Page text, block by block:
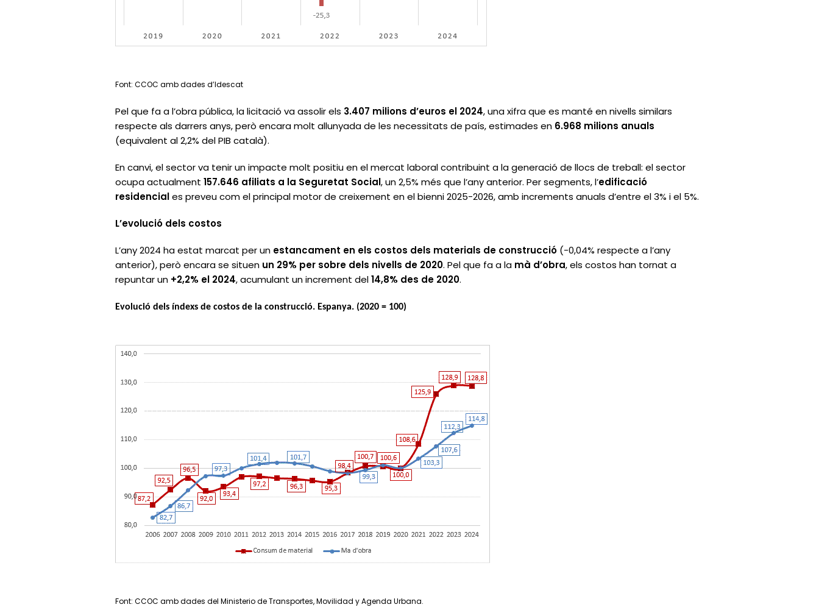
Font: CCOC amb dades d’Idescat
Pel que fa a l’obra pública, la licitació va assolir els 3.407 milions d’euros el 2024, una xifra que es manté en nivells similars
respecte als darrers anys, però encara molt allunyada de les necessitats de país, estimades en 6.968 milions anuals
(equivalent al 2,2% del PIB català).
En canvi, el sector va tenir un impacte molt positiu en el mercat laboral contribuint a la generació de llocs de treball: el sector
ocupa actualment157.646 afiliats a la Seguretat Social, un 2,5% més que l’any anterior. Per segments, l’edificació
residenciales preveu com el principal motor de creixement en el bienni 2025-2026, amb increments anuals d’entre el 3% i el 5%.
L’evolució dels costos
L’any 2024 ha estat marcat per un estancament en els costos dels materials de construcció (-0,04% respecte a l’any
anterior), però encara se situen un 29% per sobre dels nivells de 2020. Pel que fa a la mà d’obra, els costos han tornat a
repuntar un +2,2% el 2024, acumulant un increment del14,8% des de 2020.
Evolució dels índexs de costos de la construcció. Espanya. (2020 = 100)
Font: CCOC amb dades del Ministerio de Transportes, Movilidad y Agenda Urbana.